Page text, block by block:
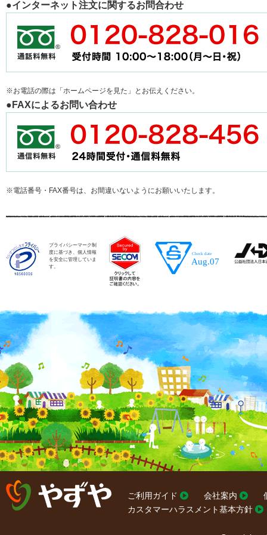
●インターネット注文に関するお問合わせ
※お電話の際は「ホームページを見た」とお伝えください。
●FAXによるお問い合わせ
※電話番号・FAX番号は、お間違いないようにお願いいたします。
プライバシーマーク制
度に基づき、個人情報
を安全に管理していま
す。
ご利用ガイド 会社案内
カスタマーハラスメント基本方針